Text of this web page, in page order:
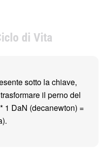
di Vita
sotto la chiave,
il perno del
1 DaN (decanewton) =